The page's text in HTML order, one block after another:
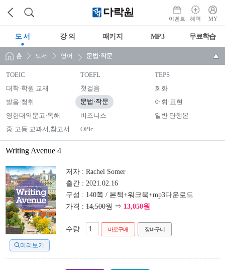
이벤트 혜택 MY
도 서 강 의 패키지 MP3 무료학습
홈 도서 영어 문법·작문
TOEIC TOEFL
TEPS
대학·학원 교재
첫걸음
회화
발음·청취
문법·작문
어휘·표현
영한대역문고·독해
비즈니스
일반 단행본
중·고등 교과서,참고서
OPIc
Writing Avenue 4
미리보기
저자 : Rachel Somer
출간 : 2021.02.16
구성 : 140쪽 / 본책+워크북+mp3다운로드
가격 : 14,500원 ⇒ 13,050원
수량 : 바로구매 장바구니